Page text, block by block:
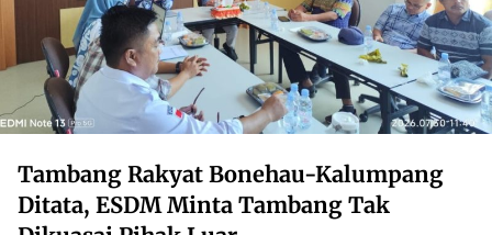
Tambang Rakyat Bonehau-Kalumpang
Ditata, ESDM Minta Tambang Tak